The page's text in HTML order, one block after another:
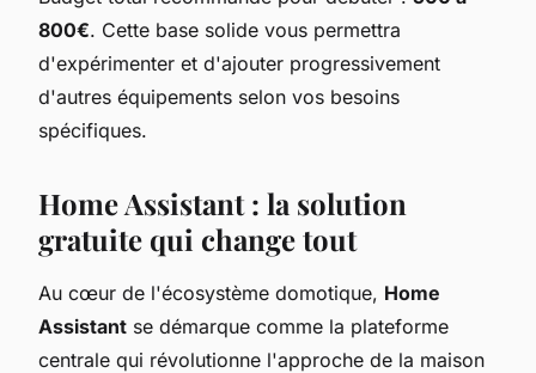
800€. Cette base solide vous permettra
d'expérimenter et d'ajouter progressivement
d'autres équipements selon vos besoins
spécifiques.
Home Assistant : la solution
gratuite qui change tout
Au cœur de l'écosystème domotique, Home
Assistant se démarque comme la plateforme
centrale qui révolutionne l'approche de la maison